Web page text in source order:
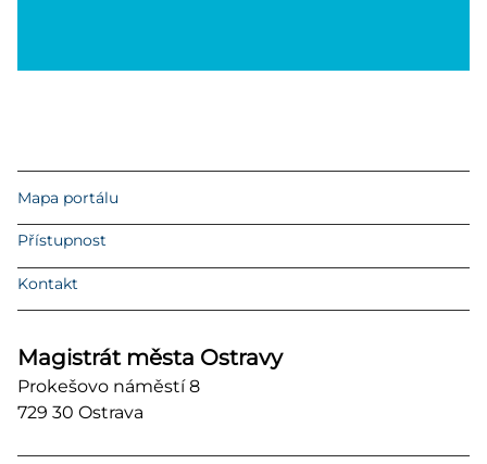
Mapa portálu
Přístupnost
Kontakt
Magistrát města Ostravy
Prokešovo náměstí 8
729 30 Ostrava